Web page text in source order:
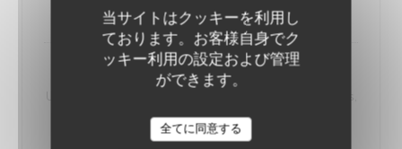
当サイトはクッキーを利用し
ております。お客様自身でク
ッキー利用の設定および管理
ができます。
全てに同意する
58,00 EUR
7 Séquences
un poisson, une viande, le plat signature du chef, un
pré-dessert et un dessert.